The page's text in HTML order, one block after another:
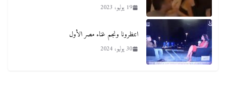
19 يوليو، 2023
انتظرونا ونجم غناء مصر الأول
30 يوليو، 2024